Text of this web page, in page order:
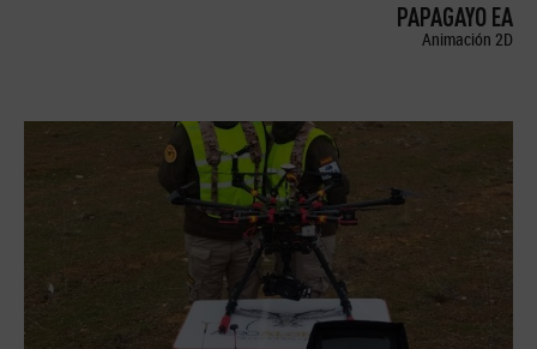
PAPAGAYO EA
Animación 2D